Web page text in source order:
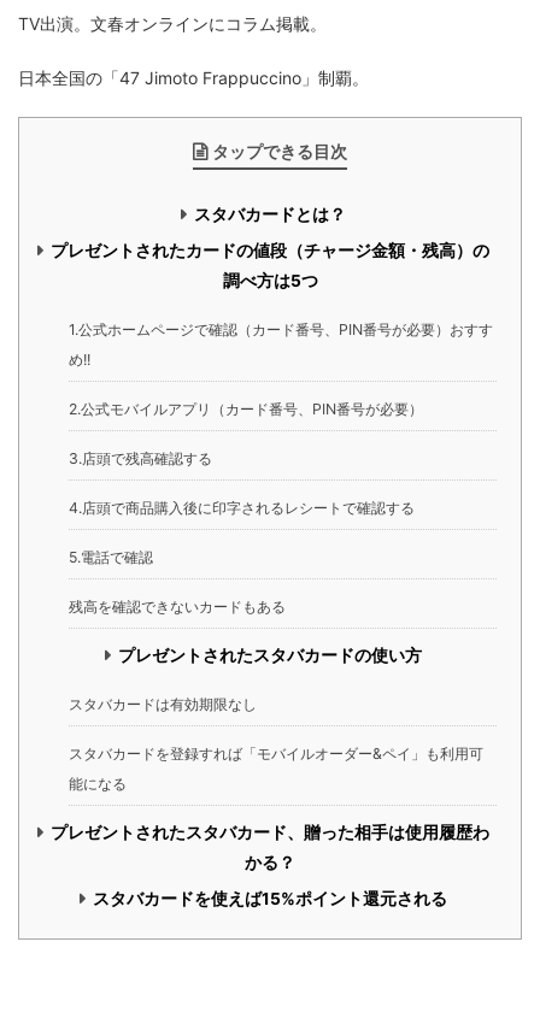
TV出演。文春オンラインにコラム掲載。
日本全国の「47 Jimoto Frappuccino」制覇。
タップできる目次
スタバカードとは？
プレゼントされたカードの値段（チャージ金額・残高）の
調べ方は5つ
1.公式ホームページで確認（カード番号、PIN番号が必要）おすす
め!!
2.公式モバイルアプリ（カード番号、PIN番号が必要）
3.店頭で残高確認する
4.店頭で商品購入後に印字されるレシートで確認する
5.電話で確認
残高を確認できないカードもある
プレゼントされたスタバカードの使い方
スタバカードは有効期限なし
スタバカードを登録すれば「モバイルオーダー&ペイ」も利用可
能になる
プレゼントされたスタバカード、贈った相手は使用履歴わ
かる？
スタバカードを使えば15%ポイント還元される